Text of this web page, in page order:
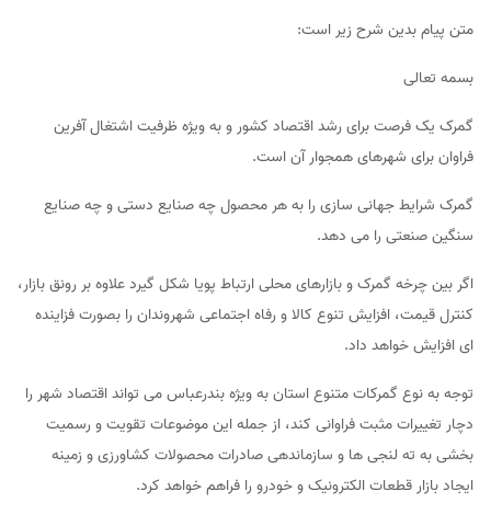
متن پیام بدین شرح زیر است:
بسمه تعالی
گمرک یک فرصت برای رشد اقتصاد کشور و به ویژه ظرفیت اشتغال آفرین
فراوان برای شهرهای همجوار آن است.
گمرک شرایط جهانی سازی را به هر محصول چه صنایع دستی و چه صنایع
سنگین صنعتی را می دهد.
اگر بین چرخه گمرک و بازارهای محلی ارتباط پویا شکل گیرد علاوه بر رونق بازار،
کنترل قیمت، افزایش تنوع کالا و رفاه اجتماعی شهروندان را بصورت فزاینده
ای افزایش خواهد داد.
توجه به نوع گمرکات متنوع استان به ویژه بندرعباس می تواند اقتصاد شهر را
دچار تغییرات مثبت فراوانی کند، از جمله این موضوعات تقویت و رسمیت
بخشی به ته لنجی ها و سازماندهی صادرات محصولات کشاورزی و زمینه
ایجاد بازار قطعات الکترونیک و خودرو را فراهم خواهد کرد.